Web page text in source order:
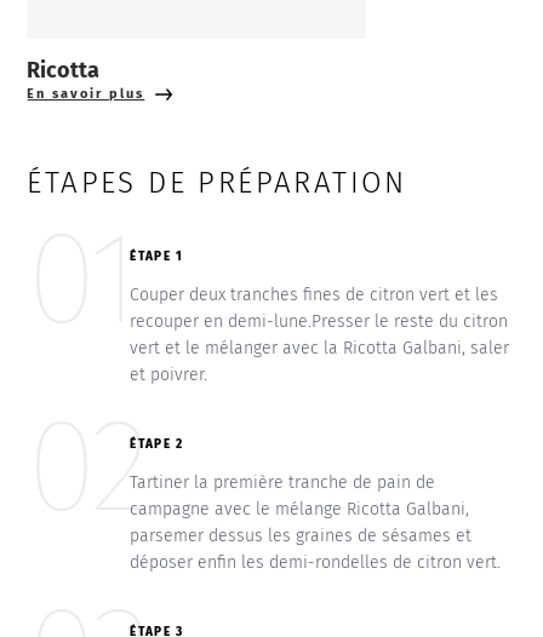
Ricotta
En savoir plus
ÉTAPES DE PRÉPARATION
01ÉTAPE 1
Couper deux tranches fines de citron vert et les
recouper en demi-lune.Presser le reste du citron
vert et le mélanger avec la Ricotta Galbani, saler
et poivrer.
02ÉTAPE 2
Tartiner la première tranche de pain de
campagne avec le mélange Ricotta Galbani,
parsemer dessus les graines de sésames et
déposer enfin les demi-rondelles de citron vert.
ÉTAPE 3